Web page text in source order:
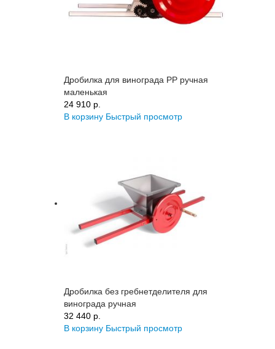
Дробилка для винограда PP ручная
маленькая
24 910 p.
В корзину Быстрый просмотр
Дробилка без гребнетделителя для
винограда ручная
32 440 p.
В корзину Быстрый просмотр